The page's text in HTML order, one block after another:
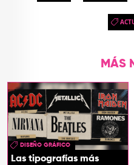
MÁS
DISEÑO GRÁFICO
Las tipografías más